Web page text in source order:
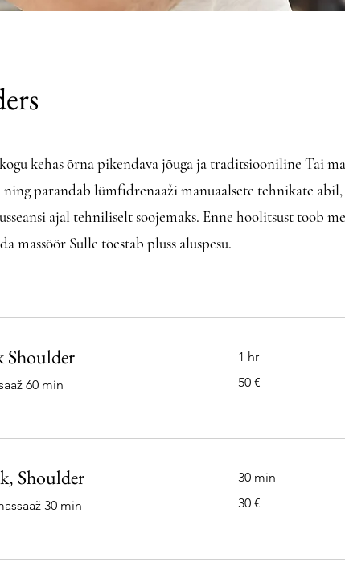
kehas õrna pikendava jõuga ja traditsiooniline Tai
ning parandab lümfidrenaaži manuaalsete tehnikate
ajal tehniliselt soojemaks. Enne hoolitsust toob
massöör Sulle tõestab pluss aluspesu.
Shoulder
60 min
1 hr
eurot
50 €
Shoulder
30 min
30 min
eurot
30 €